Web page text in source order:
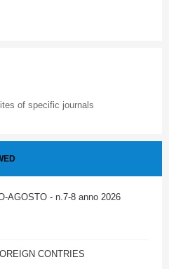
of specific journals
AGOSTO - n.7-8 anno 2026
CONTRIES